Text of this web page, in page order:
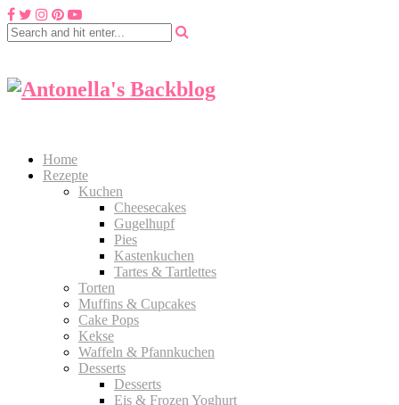
Home
Rezepte
Kuchen
Cheesecakes
Gugelhupf
Pies
Kastenkuchen
Tartes & Tartlettes
Torten
Muffins & Cupcakes
Cake Pops
Kekse
Waffeln & Pfannkuchen
Desserts
Desserts
Eis & Frozen Yoghurt